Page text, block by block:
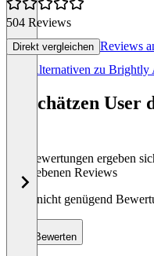
504 Reviews
Direkt vergleichen Reviews
Alle Alternativen zu Brightly
So schätzen User
Die Bewertungen ergeben
abgegebenen Reviews
Noch nicht genügend
Bewerten